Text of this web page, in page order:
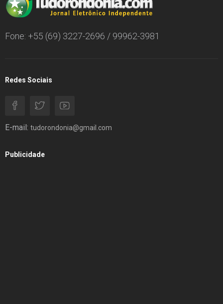
Fone: +55 (69) 3227-2696 / 99962-3981
Redes Sociais
E-mail: tudorondonia@gmail.com
Publicidade